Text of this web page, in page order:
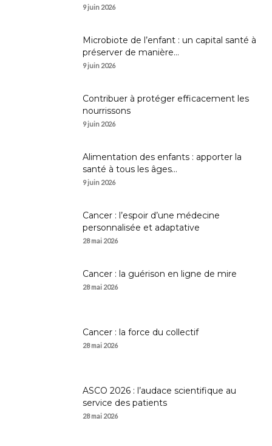
9 juin 2026
Microbiote de l’enfant : un capital santé à
préserver de manière...
9 juin 2026
Contribuer à protéger efficacement les
nourrissons
9 juin 2026
Alimentation des enfants : apporter la
santé à tous les âges...
9 juin 2026
Cancer : l’espoir d’une médecine
personnalisée et adaptative
28 mai 2026
Cancer : la guérison en ligne de mire
28 mai 2026
Cancer : la force du collectif
28 mai 2026
ASCO 2026 : l’audace scientifique au
service des patients
28 mai 2026